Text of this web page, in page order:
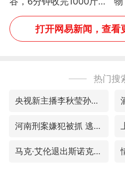
没有一个人掉链子
些
打开网易新闻，查看
热门搜
央视新主播李秋莹孙亚鹏亮相
河南刑案嫌犯被抓 逃窜时伤害多人
马克·艾伦退出斯诺克中国公开赛